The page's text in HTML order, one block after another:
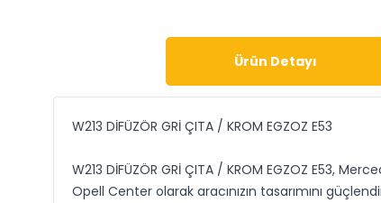
Ürün Detayı
W213 DİFÜZÖR GRİ ÇITA / KROM EGZOZ E53
W213 DİFÜZÖR GRİ ÇITA / KROM EGZOZ E53,
Opell Center olarak aracınızın tasarımını